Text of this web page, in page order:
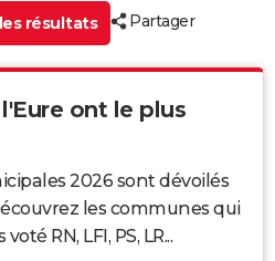
résultats
Partager
ont le plus
2026 sont dévoilés
les communes qui
RN, LFI, PS, LR...